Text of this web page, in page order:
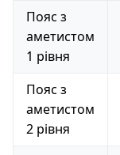
Пояс з
аметистом
1 рівня
Пояс з
аметистом
2 рівня